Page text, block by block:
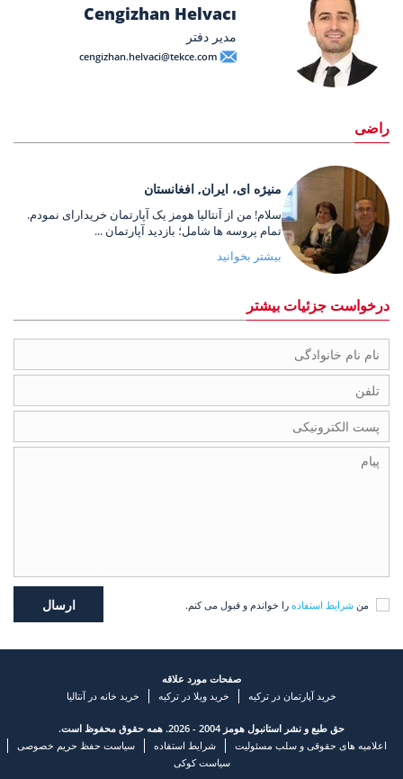
Cengizhan Helvacı
مدیر دفتر
cengizhan.helvaci@tekce.com
راضی
منیژه ای، ایران, افغانستان
سلام! من از آنتالیا هومز یک آپارتمان خریدارای نمودم.
تمام پروسه ها شامل؛ بازدید آپارتمان ...
بیشتر بخوانید
درخواست جزئیات بیشتر
من شرایط استفاده را خواندم و قبول می کنم.
صفحات مورد علاقه
خرید آپارتمان در ترکیه
خرید ویلا در ترکیه خرید خانه در آنتالیا
حق طبع و نشر استانبول هومز 2004 - 2026. همه حقوق محفوظ است.
اعلامیه های حقوقی و سلب مسئولیت
شرایط استفاده
سیاست حفظ حریم خصوصی
سیاست کوکی